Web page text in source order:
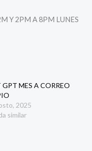
Y 2PM A 8PM LUNES
GPT MES A CORREO
2025
similar